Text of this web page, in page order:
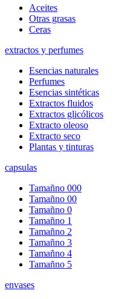
Aceites
Otras grasas
Ceras
extractos y perfumes
Esencias naturales
Perfumes
Esencias sintéticas
Extractos fluidos
Extractos glicólicos
Extracto oleoso
Extracto seco
Plantas y tinturas
capsulas
Tamañno 000
Tamañno 00
Tamañno 0
Tamañno 1
Tamañno 2
Tamañno 3
Tamañno 4
Tamañno 5
envases